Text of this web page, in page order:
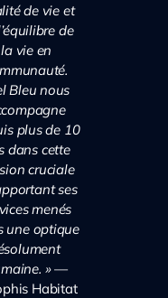
de vie et
de
la vie en
Bleu nous
plus de 10
dans cette
cruciale
ses
menés
une optique
»—
Habitat